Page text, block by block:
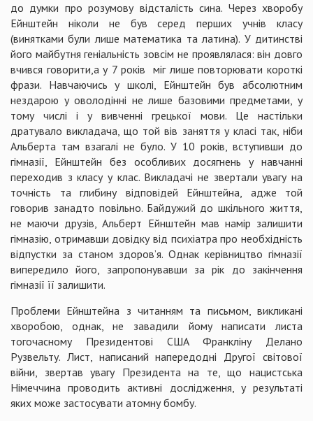
до думки про розумову відсталість сина. Через хворобу
Ейнштейн ніколи не був серед перших учнів класу
(винятками були лише математика та латина). У дитинстві
його майбутня геніальність зовсім не проявлялася: він довго
вчився говорити,а у 7 років міг лише повторювати короткі
фрази. Навчаючись у школі, Ейнштейн був абсолютним
нездарою у оволодінні не лише базовими предметами, у
тому числі і у вивченні грецької мови. Це настільки
дратувало викладача, що той вів заняття у класі так, ніби
Альберта там взагалі не було. У 10 років, вступивши до
гімназії, Ейнштейн без особливих досягнень у навчанні
переходив з класу у клас. Викладачі не звертали увагу на
точність та глибину відповідей Ейнштейна, адже той
говорив занадто повільно. Байдужий до шкільного життя,
не маючи друзів, Альберт Ейнштейн мав намір залишити
гімназію, отримавши довідку від психіатра про необхідність
відпустки за станом здоров’я. Однак керівництво гімназії
випередило його, запропонувавши за рік до закінчення
гімназії її залишити.
Проблеми Ейнштейна з читанням та письмом, викликані
хворобою, однак, не завадили йому написати листа
тогочасному Президентові США Франкліну Делано
Рузвельту. Лист, написаний напередодні Другої світової
війни, звертав увагу Президента на те, що нацистська
Німеччина проводить активні дослідження, у результаті
яких може застосувати атомну бомбу.